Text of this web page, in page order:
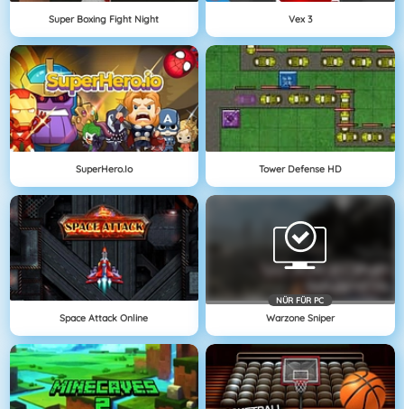
Super Boxing Fight Night Vex 3
SuperHero.io Tower Defense HD
Space Attack Online
NÜR FÜR PC
Warzone Sniper